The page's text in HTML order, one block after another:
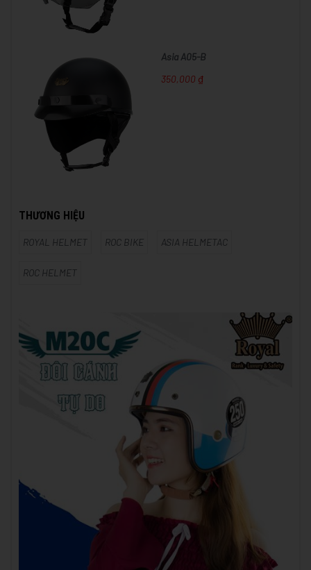
Asia A05-B
350,000 ₫
THƯƠNG HIỆU
ROYAL HELMET ROC BIKE ASIA HELMETAC
ROC HELMET